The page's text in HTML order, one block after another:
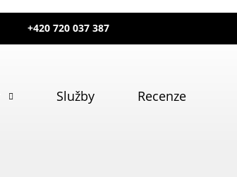
+420 720 037 387
Služby Recenze